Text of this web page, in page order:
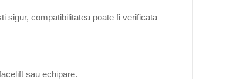
sigur, compatibilitatea poate fi verificata
sau echipare.